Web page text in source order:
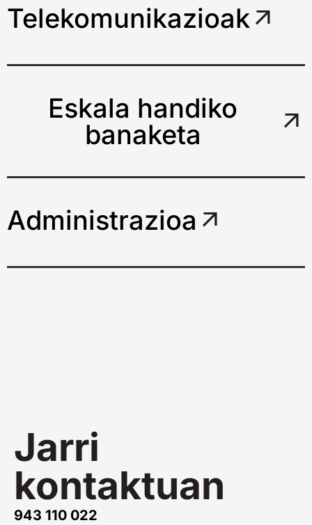
Telekomunikazioak
Eskala handiko
banaketa
Administrazioa
Jarri
kontaktuan
943 110 022